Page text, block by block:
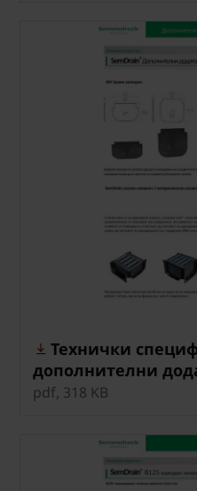
Технички
дополнителни
pdf, 318 KB